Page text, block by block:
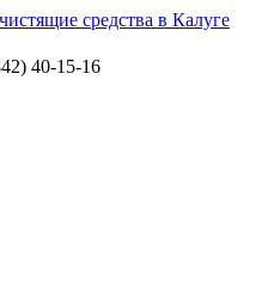
средства в Калуге
40-15-16